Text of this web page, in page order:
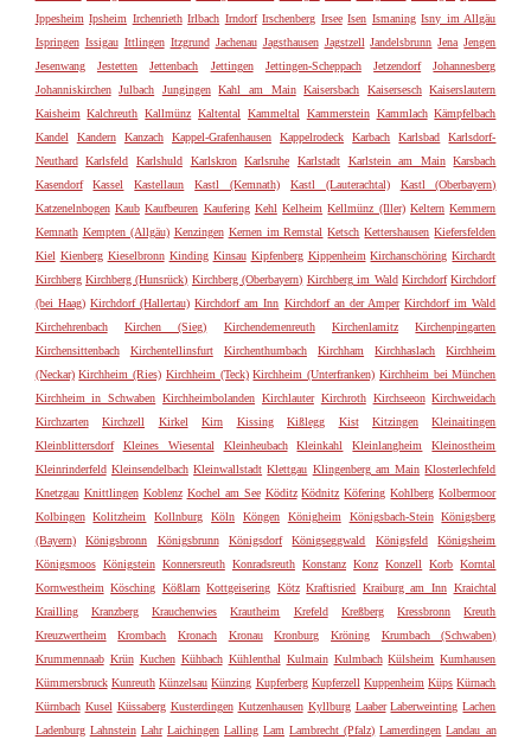
Ippesheim Ipsheim Irchenrieth Irlbach Irndorf Irschenberg Irsee Isen Ismaning Isny im Allgäu
Ispringen Issigau Ittlingen Itzgrund Jachenau Jagsthausen Jagstzell Jandelsbrunn Jena Jengen
Jesenwang
Jestetten Jettenbach Jettingen Jettingen-Scheppach Jetzendorf
Johannesberg
Johanniskirchen
Julbach Jungingen Kahl am Main Kaisersbach Kaisersesch
Kaiserslautern
Kaisheim Kalchreuth Kallmünz Kaltental Kammeltal Kammerstein Kammlach Kämpfelbach
Kandel
Kandern Kanzach Kappel-Grafenhausen Kappelrodeck Karbach Karlsbad
Karlsdorf-
Neuthard
Karlsfeld Karlshuld Karlskron Karlsruhe Karlstadt Karlstein am Main
Karsbach
Kasendorf
Kassel Kastellaun Kastl (Kemnath) Kastl (Lauterachtal)
Kastl (Oberbayern)
Katzenelnbogen Kaub Kaufbeuren Kaufering Kehl Kelheim Kellmünz (Iller) Keltern Kemmern
Kemnath Kempten (Allgäu) Kenzingen Kernen im Remstal Ketsch Kettershausen Kiefersfelden
Kiel Kienberg Kieselbronn Kinding Kinsau Kipfenberg Kippenheim Kirchanschöring Kirchardt
Kirchberg Kirchberg (Hunsrück) Kirchberg (Oberbayern) Kirchberg im Wald Kirchdorf Kirchdorf
(bei Haag) Kirchdorf (Hallertau) Kirchdorf am Inn Kirchdorf an der Amper Kirchdorf im Wald
Kirchehrenbach
Kirchen (Sieg) Kirchendemenreuth Kirchenlamitz
Kirchenpingarten
Kirchensittenbach
Kirchentellinsfurt Kirchenthumbach Kirchham Kirchhaslach
Kirchheim
(Neckar) Kirchheim (Ries) Kirchheim (Teck) Kirchheim (Unterfranken) Kirchheim bei München
Kirchheim in Schwaben Kirchheimbolanden Kirchlauter Kirchroth Kirchseeon Kirchweidach
Kirchzarten
Kirchzell Kirkel Kirn Kissing Kißlegg Kist Kitzingen
Kleinaitingen
Kleinblittersdorf
Kleines Wiesental Kleinheubach Kleinkahl Kleinlangheim
Kleinostheim
Kleinrinderfeld Kleinsendelbach Kleinwallstadt Klettgau Klingenberg am Main Klosterlechfeld
Knetzgau Knittlingen Koblenz Kochel am See Köditz Ködnitz Köfering Kohlberg Kolbermoor
Kolbingen
Kolitzheim Kollnburg Köln Köngen Königheim Königsbach-Stein
Königsberg
(Bayern)
Königsbronn Königsbrunn Königsdorf Königseggwald Königsfeld
Königsheim
Königsmoos Königstein Konnersreuth Konradsreuth Konstanz Konz Konzell Korb Korntal
Kornwestheim Kösching Kößlarn Kottgeisering Kötz Kraftisried Kraiburg am Inn Kraichtal
Krailling
Kranzberg Krauchenwies Krautheim Krefeld Kreßberg Kressbronn
Kreuth
Kreuzwertheim
Krombach Kronach Kronau Kronburg Kröning
Krumbach (Schwaben)
Krummennaab Krün Kuchen Kühbach Kühlenthal Kulmain Kulmbach Külsheim Kumhausen
Kümmersbruck Kunreuth Künzelsau Künzing Kupferberg Kupferzell Kuppenheim Küps Kürnach
Kürnbach Kusel Küssaberg Kusterdingen Kutzenhausen Kyllburg Laaber Laberweinting Lachen
Ladenburg Lahnstein Lahr Laichingen Lalling Lam Lambrecht (Pfalz) Lamerdingen Landau an